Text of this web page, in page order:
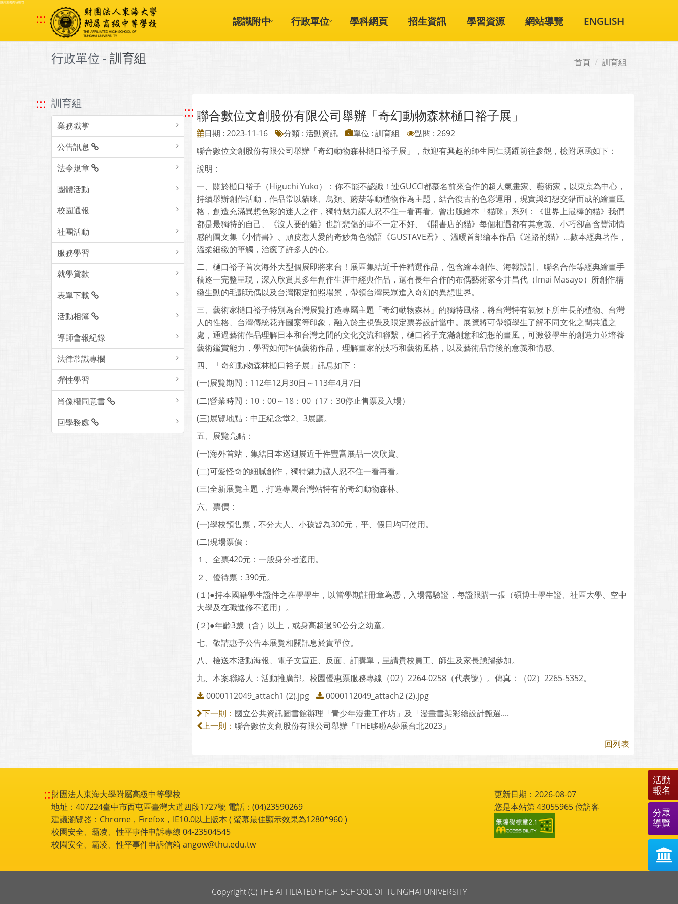
跳到主要內容區塊
::: 認識附中 行政單位 學科網頁 招生資訊 學習資源 網站導覽 ENGLISH
行政單位 - 訓育組 首頁 訓育組
::: 訓育組
業務職掌
公告訊息
法令規章
團體活動
校園通報
社團活動
服務學習
就學貸款
表單下載
活動相簿
導師會報紀錄
法律常識專欄
彈性學習
肖像權同意書
回學務處
::: 聯合數位文創股份有限公司舉辦「奇幻動物森林樋口裕子展」
日期 : 2023-11-16 分類 : 活動資訊 單位 : 訓育組
點閱 : 2692
聯合數位文創股份有限公司舉辦「奇幻動物森林樋口裕子展」，歡迎有興趣的師生同仁踴躍前往參觀，檢附原函如下：
說明：
一、關於樋口裕子（Higuchi Yuko）：你不能不認識！連GUCCI都慕名前來合作的超人氣畫家、藝術家，以東京為中心，
持續舉辦創作活動，作品常以貓咪、鳥類、蘑菇等動植物作為主題，結合復古的色彩運用，現實與幻想交錯而成的繪畫風
格，創造充滿異想色彩的迷人之作，獨特魅力讓人忍不住一看再看。曾出版繪本「貓咪」系列：《世界上最棒的貓》我們
都是最獨特的自己、《沒人要的貓》也許悲傷的事不一定不好、《開書店的貓》每個相遇都有其意義、小巧卻富含豐沛情
感的圖文集《小情書》、頑皮惹人愛的奇妙角色物語《GUSTAVE君》、溫暖首部繪本作品《迷路的貓》…數本經典著作，
溫柔細緻的筆觸，治癒了許多人的心。
二、樋口裕子首次海外大型個展即將來台！展區集結近千件精選作品，包含繪本創作、海報設計、聯名合作等經典繪畫手
稿逐一完整呈現，深入欣賞其多年創作生涯中經典作品，還有長年合作的布偶藝術家今井昌代（Imai Masayo）所創作精
緻生動的毛氈玩偶以及台灣限定拍照場景，帶領台灣民眾進入奇幻的異想世界。
三、藝術家樋口裕子特別為台灣展覽打造專屬主題「奇幻動物森林」的獨特風格，將台灣特有氣候下所生長的植物、台灣
人的性格、台灣傳統花卉圖案等印象，融入於主視覺及限定票券設計當中。展覽將可帶領學生了解不同文化之間共通之
處，通過藝術作品理解日本和台灣之間的文化交流和聯繫，樋口裕子充滿創意和幻想的畫風，可激發學生的創造力並培養
藝術鑑賞能力，學習如何評價藝術作品，理解畫家的技巧和藝術風格，以及藝術品背後的意義和情感。
四、「奇幻動物森林樋口裕子展」訊息如下：
(一)展覽期間：112年12月30日～113年4月7日
(二)營業時間：10：00～18：00（17：30停止售票及入場）
(三)展覽地點：中正紀念堂2、3展廳。
五、展覽亮點：
(一)海外首站，集結日本巡迴展近千件豐富展品一次欣賞。
(二)可愛怪奇的細膩創作，獨特魅力讓人忍不住一看再看。
(三)全新展覽主題，打造專屬台灣站特有的奇幻動物森林。
六、票價：
(一)學校預售票，不分大人、小孩皆為300元，平、假日均可使用。
(二)現場票價：
１、全票420元：一般身分者適用。
２、優待票：390元。
(１)●持本國籍學生證件之在學學生，以當學期註冊章為憑，入場需驗證，每證限購一張（碩博士學生證、社區大學、空中
大學及在職進修不適用）。
(２)●年齡3歲（含）以上，或身高超過90公分之幼童。
七、敬請惠予公告本展覽相關訊息於貴單位。
八、檢送本活動海報、電子文宣正、反面、訂購單，呈請貴校員工、師生及家長踴躍參加。
九、本案聯絡人：活動推廣部。校園優惠票服務專線（02）2264-0258（代表號）。傳真：（02）2265-5352。
0000112049_attach1 (2).jpg
0000112049_attach2 (2).jpg
下一則： 國立公共資訊圖書館辦理「青少年漫畫工作坊」及「漫畫書架彩繪設計甄選....
上一則： 聯合數位文創股份有限公司舉辦「THE哆啦A夢展台北2023」
回列表
:::財團法人東海大學附屬高級中等學校
地址：407224臺中市西屯區臺灣大道四段1727號 電話：(04)23590269
建議瀏覽器：Chrome，Firefox，IE10.0以上版本 ( 螢幕最佳顯示效果為1280*960 )
校園安全、霸凌、性平事件申訴專線 04-23504545
校園安全、霸凌、性平事件申訴信箱 angow@thu.edu.tw
更新日期：2026-08-07
您是本站第43055965位訪客
Copyright (C) THE AFFILIATED HIGH SCHOOL OF TUNGHAI UNIVERSITY
活動
報名
分眾
導覽